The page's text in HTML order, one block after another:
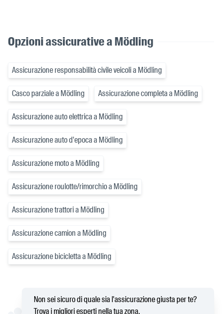
Opzioni assicurative a Mödling
Assicurazione responsabilità civile veicoli a Mödling
Casco parziale a Mödling Assicurazione completa a Mödling
Assicurazione auto elettrica a Mödling
Assicurazione auto d'epoca a Mödling
Assicurazione moto a Mödling
Assicurazione roulotte/rimorchio a Mödling
Assicurazione trattori a Mödling
Assicurazione camion a Mödling
Assicurazione bicicletta a Mödling
Non sei sicuro di quale sia l'assicurazione giusta per te?
Trova i migliori esperti nella tua zona.